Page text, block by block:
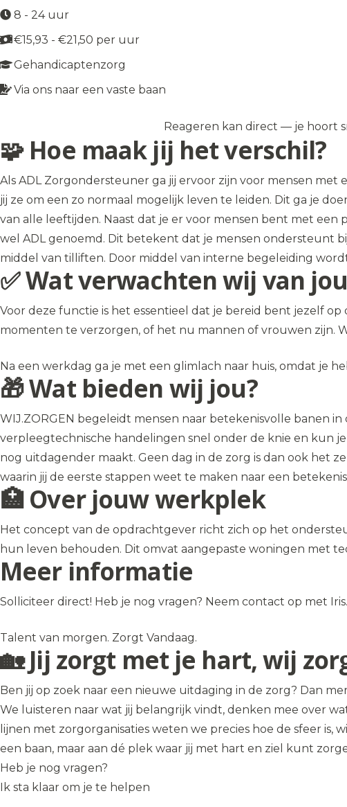
8 - 24 uur
€15,93 - €21,50 per uur
Gehandicaptenzorg
Via ons naar een vaste baan
Reageren kan direct — je hoort
🧩 Hoe maak jij het verschil?
Als ADL Zorgondersteuner ga jij ervoor zijn voor mensen
jij ze om een zo normaal mogelijk leven te leiden. Dit ga je
van alle leeftijden. Naast dat je er voor mensen bent met
wel ADL genoemd. Dit betekent dat je mensen ondersteunt
middel van tilliften. Door middel van interne begeleiding
✅ Wat verwachten wij van
Voor deze functie is het essentieel dat je bereid bent jezelf
momenten te verzorgen, of het nu mannen of vrouwen zijn.
Na een werkdag ga je met een glimlach naar huis, omdat je
🎁 Wat bieden wij jou?
WIJ.ZORGEN begeleidt mensen naar betekenisvolle banen
verpleegtechnische handelingen snel onder de knie en kun
nog uitdagender maakt. Geen dag in de zorg is dan ook het
waarin jij de eerste stappen weet te maken naar een
🏥 Over jouw werkplek
Het concept van de opdrachtgever richt zich op het
hun leven behouden. Dit omvat aangepaste woningen met
Meer informatie
Solliciteer direct! Heb je nog vragen? Neem contact op met
Talent van morgen. Zorgt Vandaag.
🏡 Jij zorgt met je hart, wij
Ben jij op zoek naar een nieuwe uitdaging in de zorg? Dan
We luisteren naar wat jij belangrijk vindt, denken mee over
lijnen met zorgorganisaties weten we precies hoe de sfeer
een baan, maar aan dé plek waar jij met hart en ziel kunt
Heb je nog vragen?
Ik sta klaar om je te helpen